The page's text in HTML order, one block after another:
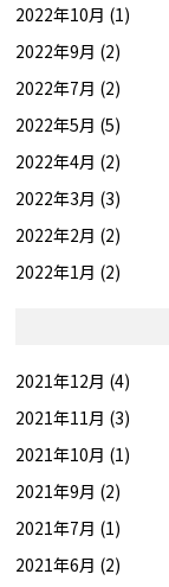
2022年10月 (1)
2022年9月 (2)
2022年7月 (2)
2022年5月 (5)
2022年4月 (2)
2022年3月 (3)
2022年2月 (2)
2022年1月 (2)
2021年12月 (4)
2021年11月 (3)
2021年10月 (1)
2021年9月 (2)
2021年7月 (1)
2021年6月 (2)